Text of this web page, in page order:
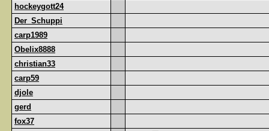
hockeygott24
Der_Schuppi
carp1989
Obelix8888
christian33
carp59
djole
gerd
fox37